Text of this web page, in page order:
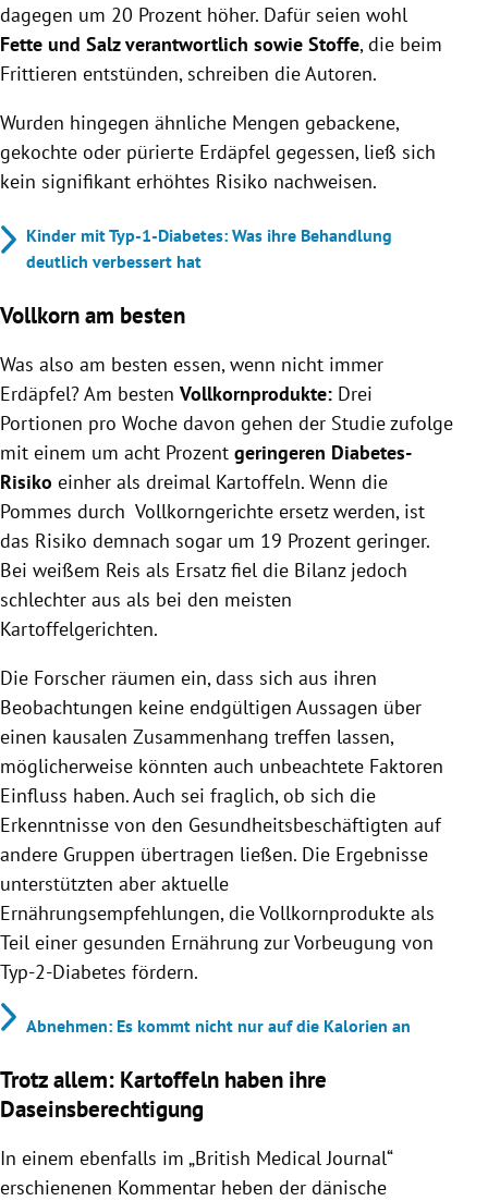
dagegen um 20 Prozent höher. Dafür seien wohl
Fette und Salz verantwortlich sowie Stoffe, die beim
Frittieren entstünden, schreiben die Autoren.
Wurden hingegen ähnliche Mengen gebackene,
gekochte oder pürierte Erdäpfel gegessen, ließ sich
kein signifikant erhöhtes Risiko nachweisen.
Kinder mit Typ-1-Diabetes: Was ihre Behandlung
deutlich verbessert hat
Vollkorn am besten
Was also am besten essen, wenn nicht immer
Erdäpfel? Am besten Vollkornprodukte: Drei
Portionen pro Woche davon gehen der Studie zufolge
mit einem um acht Prozent geringeren Diabetes-
Risiko einher als dreimal Kartoffeln. Wenn die
Pommes durch Vollkorngerichte ersetz werden, ist
das Risiko demnach sogar um 19 Prozent geringer.
Bei weißem Reis als Ersatz fiel die Bilanz jedoch
schlechter aus als bei den meisten
Kartoffelgerichten.
Die Forscher räumen ein, dass sich aus ihren
Beobachtungen keine endgültigen Aussagen über
einen kausalen Zusammenhang treffen lassen,
möglicherweise könnten auch unbeachtete Faktoren
Einfluss haben. Auch sei fraglich, ob sich die
Erkenntnisse von den Gesundheitsbeschäftigten auf
andere Gruppen übertragen ließen. Die Ergebnisse
unterstützten aber aktuelle
Ernährungsempfehlungen, die Vollkornprodukte als
Teil einer gesunden Ernährung zur Vorbeugung von
Typ-2-Diabetes fördern.
Abnehmen: Es kommt nicht nur auf die Kalorien an
Trotz allem: Kartoffeln haben ihre
Daseinsberechtigung
In einem ebenfalls im „British Medical Journal“
erschienenen Kommentar heben der dänische